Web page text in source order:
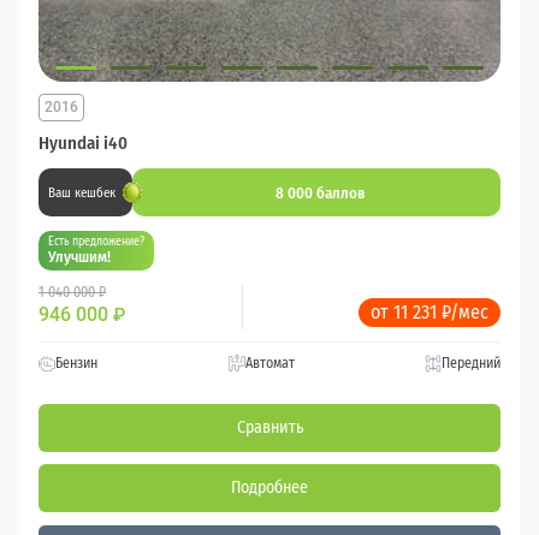
Hyundai i40
2016
Ваш кешбек 8 000 баллов
Есть предложение?
Улучшим!
1 040 000 ₽
946 000 ₽ от 11 231 ₽/мес
Бензин Автомат Передний
Сравнить
Подробнее